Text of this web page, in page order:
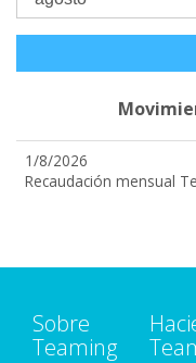
1/8/2026
Recaudación mensual
Sobre
Teaming